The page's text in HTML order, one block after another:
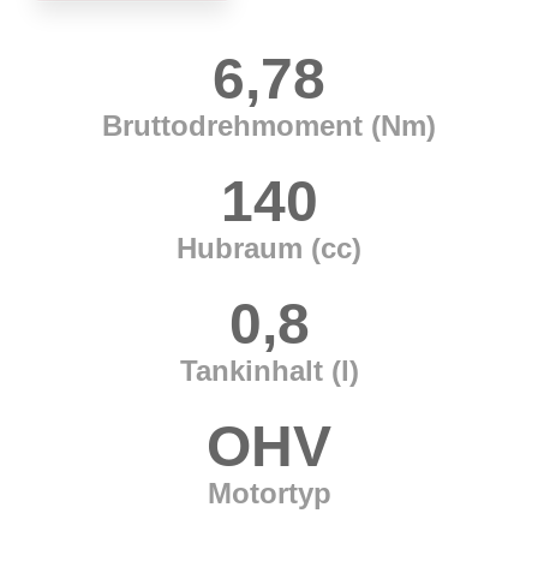
Bruttodrehmoment (Nm)
6,78
Hubraum (cc)
140
Tankinhalt (l)
0,8
Motortyp
OHV